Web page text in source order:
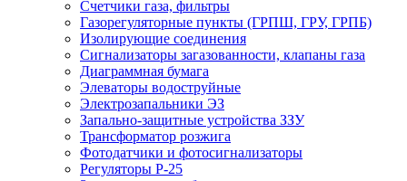
Счетчики газа, фильтры
Газорегуляторные пункты (ГРПШ, ГРУ, ГРПБ)
Изолирующие соединения
Сигнализаторы загазованности, клапаны газа
Диаграммная бумага
Элеваторы водоструйные
Электрозапальники ЭЗ
Запально-защитные устройства ЗЗУ
Трансформатор розжига
Фотодатчики и фотосигнализаторы
Регуляторы Р-25